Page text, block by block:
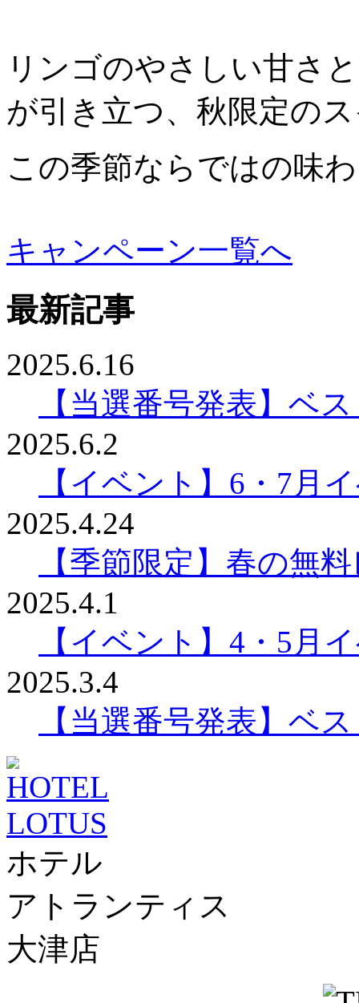
リンゴのやさしい甘さ
が引き立つ、秋限定の
この季節ならではの味
キャンペーン一覧へ
最新記事
2025.6.16
【当選番号発表】ベ
2025.6.2
【イベント】6・7月
2025.4.24
【季節限定】春の無
2025.4.1
【イベント】4・5月
2025.3.4
【当選番号発表】ベ
ホテル
アトランティス
大津店